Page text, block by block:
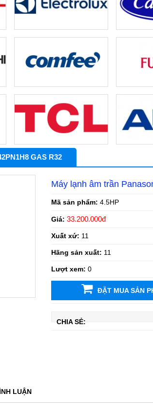
GAS R32
Máy lạnh âm trần
Mã sản phẩm: 4.5HP
Giá: 33.200.000đ
Xuất xứ: 11
Hãng sản xuất: 11
Lượt xem: 0
ĐẶT MUA SẢN
CHIA SẺ:
LUẬN